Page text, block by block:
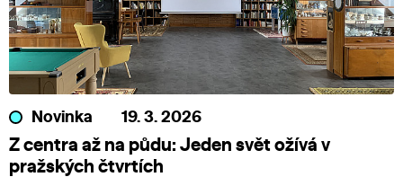
Novinka 19. 3. 2026
Z centra až na půdu: Jeden svět ožívá v
pražských čtvrtích